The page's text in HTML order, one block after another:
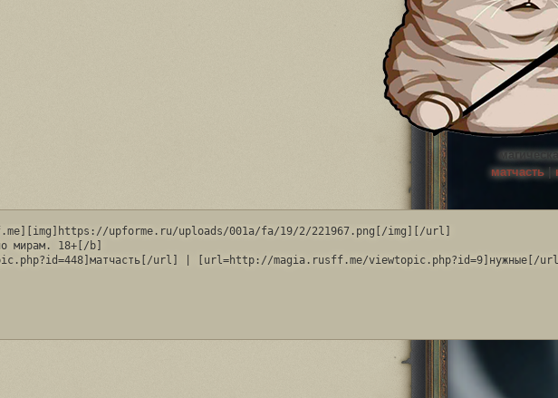
матчасть|
upforme.ru/uploads/001a/fa/19/2/221967.png[/img][/url]
мирам. 18+[/b]